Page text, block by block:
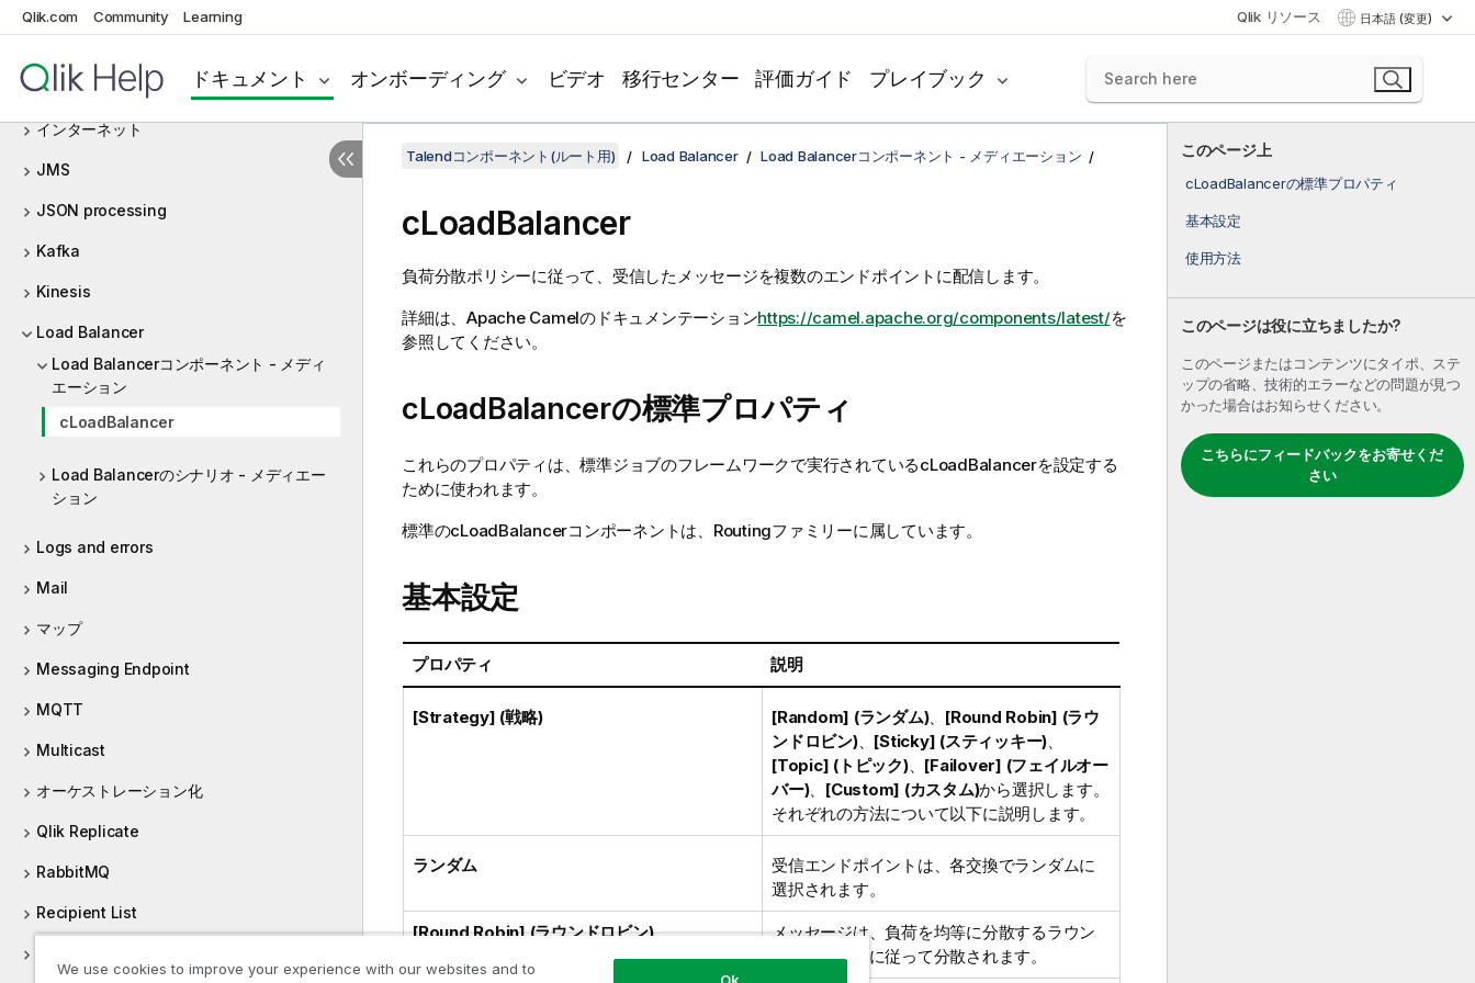
Qlik.com Community Learning Qlik リソース 日本語 (変更)
ドキュメント オンボーディング ビデオ 移行センター 評価ガイド プレイブック
Google PubSub
インターネット
JMS
JSON processing
Kafka
Kinesis
Load Balancer
Load Balancerコンポーネント - メディ
エーション
cLoadBalancer
Load Balancerのシナリオ - メディエー
ション
Logs and errors
Mail
マップ
Messaging Endpoint
MQTT
Multicast
オーケストレーション化
Qlik Replicate
RabbitMQ
Recipient List
このページ上
cLoadBalancerの標準プロパティ
基本設定
使用方法
このページは役に立ちましたか?
このページまたはコンテンツにタイポ、ステ
ップの省略、技術的エラーなどの問題が見つ
かった場合はお知らせください。
こちらにフィードバックをお寄せくだ
さい
Talendコンポーネント(ルート用) Load Balancer Load Balancerコンポーネント - メディエーション
cLoadBalancer
負荷分散ポリシーに従って、受信したメッセージを複数のエンドポイントに配信します。
詳細は、Apache Camelのドキュメンテーションhttps://camel.apache.org/components/latest/を
参照してください。
cLoadBalancerの標準プロパティ
これらのプロパティは、標準ジョブのフレームワークで実行されているcLoadBalancerを設定する
ために使われます。
標準のcLoadBalancerコンポーネントは、 Routingファミリーに属しています。
基本設定
プロパティ 説明
[Strategy] (戦略) [Random] (ランダム)、 [Round Robin] (ラウ
ンドロビン)、 [Sticky] (スティッキー)、
[Topic] (トピック)、 [Failover] (フェイルオー
バー)、 [Custom] (カスタム)から選択します。
それぞれの方法について以下に説明します。
ランダム
受信エンドポイントは、各交換でランダムに
選択されます。
[Round Robin] (ラウンドロビン)
メッセージは、負荷を均等に分散するラウン
ドロビン方式に従って分散されます。
We use cookies to improve your experience with our websites and to